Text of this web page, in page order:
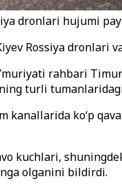
dronlari hujumi
Rossiya dronlari
rahbari
turli
kanallarida ko‘p
kuchlari,
olganini bildirdi.